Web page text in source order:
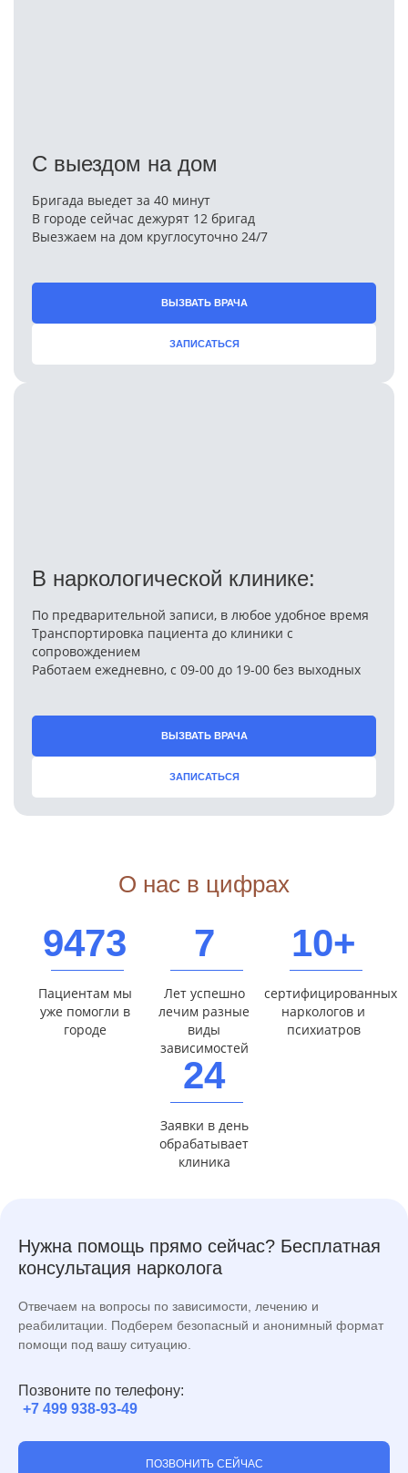
С выездом на дом
Бригада выедет за 40 минут
В городе сейчас дежурят 12 бригад
Выезжаем на дом круглосуточно 24/7
ВЫЗВАТЬ ВРАЧА
ЗАПИСАТЬСЯ
В наркологической клинике:
По предварительной записи, в любое удобное время
Транспортировка пациента до клиники с
сопровождением
Работаем ежедневно, с 09-00 до 19-00 без выходных
ВЫЗВАТЬ ВРАЧА
ЗАПИСАТЬСЯ
О нас в цифрах
9473
Пациентам мы
уже помогли в
городе
7
Лет успешно
лечим разные
виды
зависимостей
10+
сертифицированных
наркологов и
психиатров
24
Заявки в день
обрабатывает
клиника
Нужна помощь прямо сейчас? Бесплатная
консультация нарколога
Отвечаем на вопросы по зависимости, лечению и
реабилитации. Подберем безопасный и анонимный формат
помощи под вашу ситуацию.
Позвоните по телефону:
+7 499 938-93-49
ПОЗВОНИТЬ СЕЙЧАС